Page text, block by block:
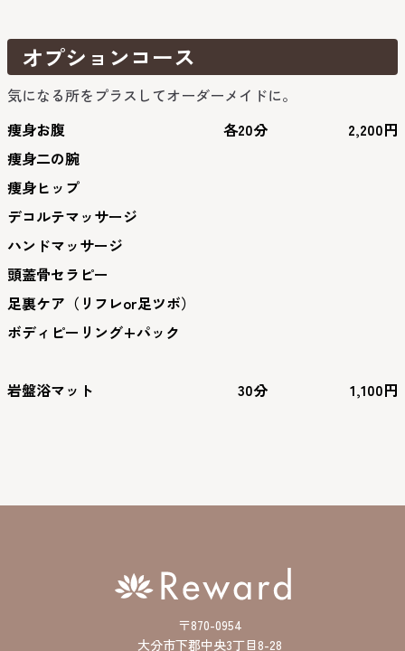
オプションコース
気になる所をプラスしてオーダーメイドに。
痩身お腹
痩身二の腕
痩身ヒップ
デコルテマッサージ
ハンドマッサージ
頭蓋骨セラピー
足裏ケア（リフレor足ツボ）
ボディピーリング+パック
岩盤浴マット
各20分
30分
2,200円
1,100円
〒870-0954
大分市下郡中央3丁目8-28